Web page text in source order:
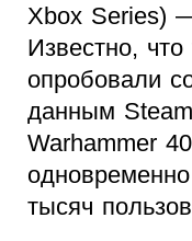
Xbox Series)
Известно,
опробовали
данным
Warhammer
одновременно
тысяч